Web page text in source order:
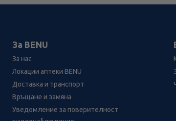
За BENU
За нас
Локации аптеки BENU
Доставка и транспорт
Връщане и замяна
Уведомление за поверителност
видеонаблюдение